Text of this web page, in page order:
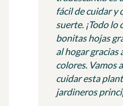
fácil de cuidar y
suerte. ¡Todo lo
bonitas hojas
al hogar gracias
colores. Vamos
cuidar esta
jardineros